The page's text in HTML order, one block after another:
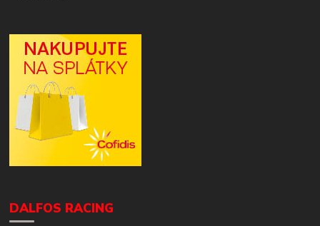
DALFOS RACING